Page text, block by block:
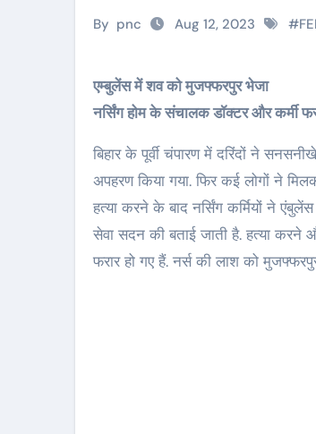
By pnc Aug 12, 2023 #
एम्बुलेंस में शव को मुजफ्फरपुर भेजा
नर्सिंग होम के संचालक डॉक्टर और कर्मी
बिहार के पूर्वी चंपारण में दरिंदों ने
अपहरण किया गया. फिर कई लोगों ने
हत्या करने के बाद नर्सिंग कर्मियों ने
सेवा सदन की बताई जाती है. हत्या
फरार हो गए हैं. नर्स की लाश को